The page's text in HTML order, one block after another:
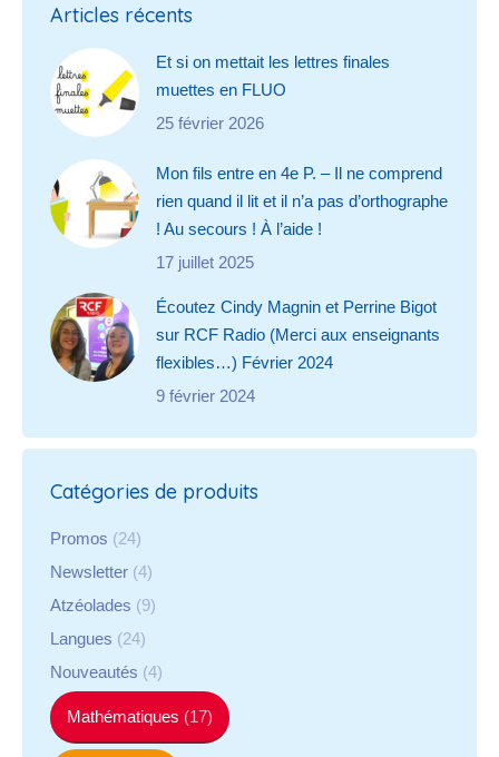
Articles récents
Et si on mettait les lettres finales
muettes en FLUO
25 février 2026
Mon fils entre en 4e P. – Il ne comprend
rien quand il lit et il n’a pas d’orthographe
! Au secours ! À l’aide !
17 juillet 2025
Écoutez Cindy Magnin et Perrine Bigot
sur RCF Radio (Merci aux enseignants
flexibles…) Février 2024
9 février 2024
Catégories de produits
Promos (24)
Newsletter (4)
Atzéolades (9)
Langues (24)
Nouveautés (4)
Mathématiques (17)